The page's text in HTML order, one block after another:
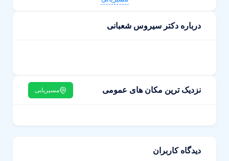
درباره دکتر سیروس شعبانی
نزدیک ترین مکان های عمومی مسیریابی
دیدگاه کاربران